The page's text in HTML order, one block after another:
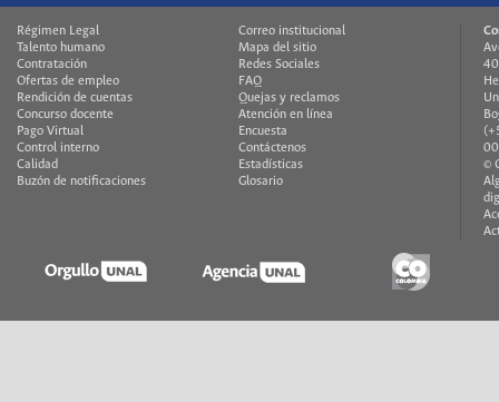
Régimen Legal
Talento humano
Contratación
Ofertas de empleo
Rendición de cuentas
Concurso docente
Pago Virtual
Control interno
Calidad
Buzón de notificaciones
Correo institucional
Mapa del sitio
Redes Sociales
FAQ
Quejas y reclamos
Atención en línea
Encuesta
Contáctenos
Estadísticas
Glosario
©